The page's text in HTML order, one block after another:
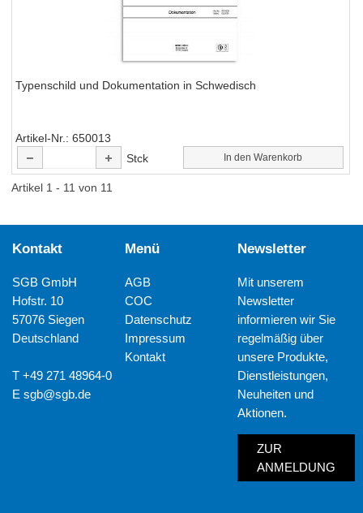
Typenschild und Dokumentation in Schwedisch
Artikel-Nr.
650013
Stck
In den Warenkorb
Artikel 1 - 11 von 11
Kontakt
SGB GmbH
Hofstr. 10
57076 Siegen
Deutschland
T +49 271 48964-0
Esgb@sgb.de
Menü
AGB
COC
Datenschutz
Impressum
Kontakt
Newsletter
Mit unserem
Newsletter
informieren wir Sie
regelmäßig über
unsere Produkte,
Dienstleistungen,
Neuheiten und
Aktionen.
ZUR
ANMELDUNG